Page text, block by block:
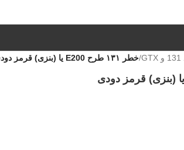
/خطر ۱۳۱ طرح E200 یا (بنزی) قرمز دودی